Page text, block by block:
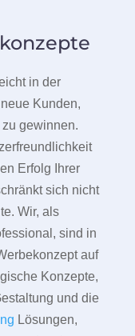
in der
Kunden,
zu gewinnen.
Erfolg Ihrer
sich nicht
Wir, als
sind in
auf
Konzepte,
und die
Lösungen,